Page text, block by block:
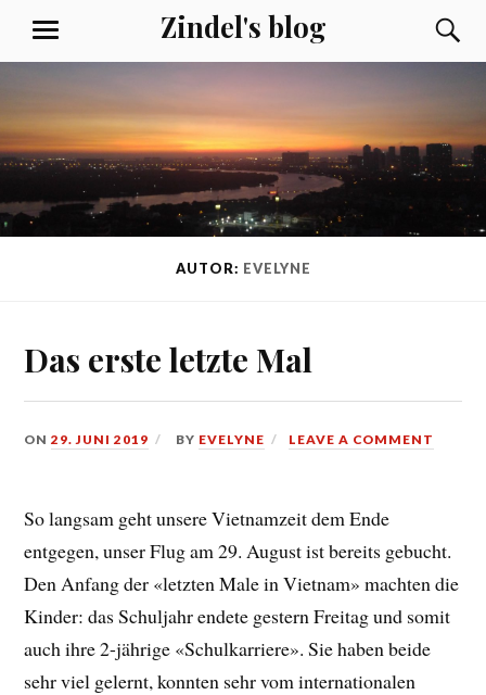
content
Zindel's blog
MENU
AUTOR: EVELYNE
Das erste letzte Mal
ON29. JUNI 2019 BY EVELYNE LEAVE A COMMENT
So langsam geht unsere Vietnamzeit dem Ende
entgegen, unser Flug am 29. August ist bereits gebucht.
Den Anfang der «letzten Male in Vietnam» machten die
Kinder: das Schuljahr endete gestern Freitag und somit
auch ihre 2-jährige «Schulkarriere». Sie haben beide
sehr viel gelernt, konnten sehr vom internationalen